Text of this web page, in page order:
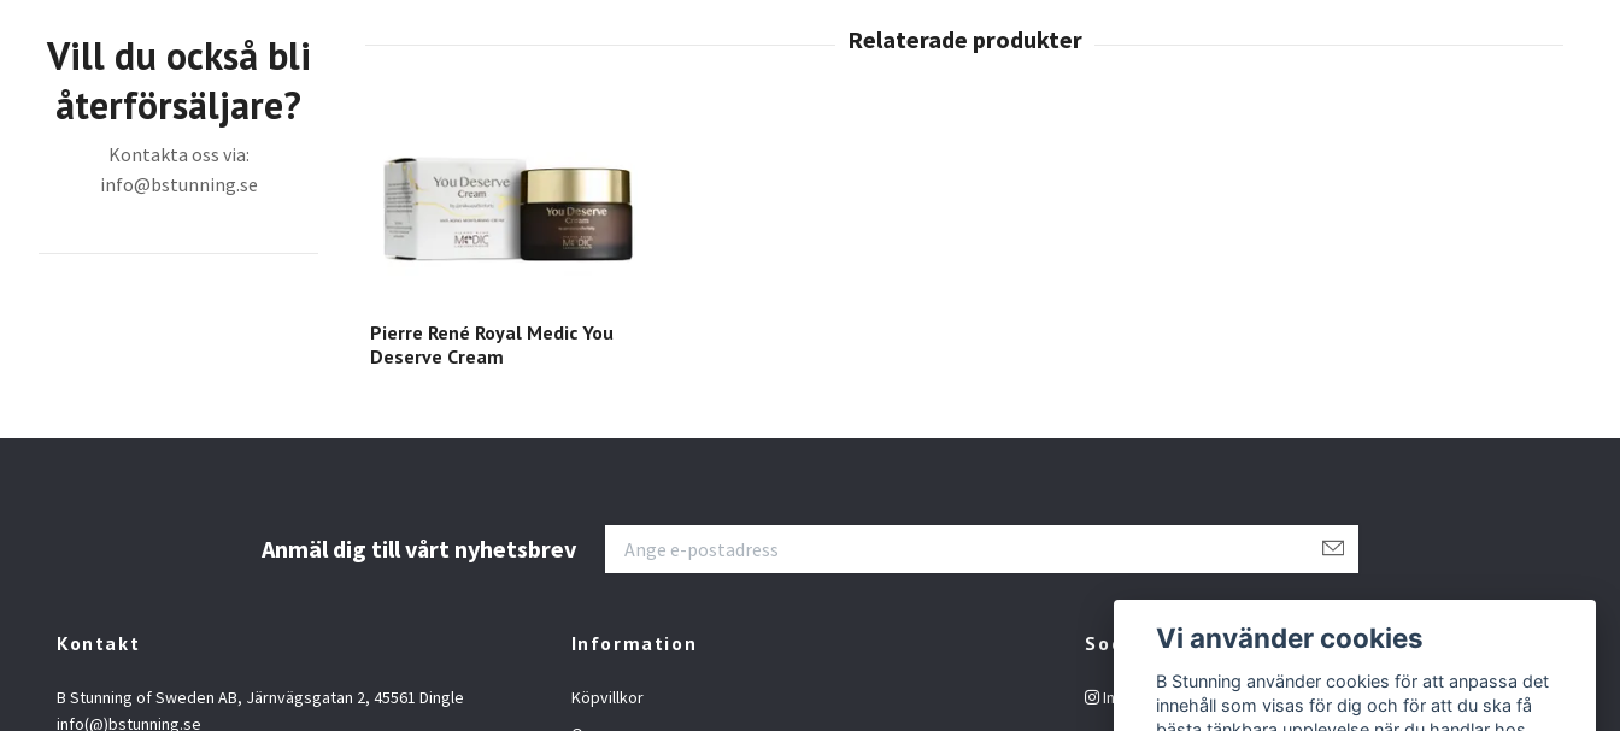
Vill du också bli
återförsäljare?
Kontakta oss via:
info@bstunning.se
Pierre René Royal Medic You
Deserve Cream
Anmäl dig till vårt nyhetsbrev
Kontakt
B Stunning of Sweden AB, Järnvägsgatan 2, 45561 Dingle
info(@)bstunning.se
Information
Köpvillkor
Sociala medier
Instagram
Vi använder cookies
B Stunning använder cookies för att anpassa det
innehåll som visas för dig och för att du ska få